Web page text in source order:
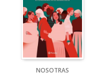
NOSOTRAS